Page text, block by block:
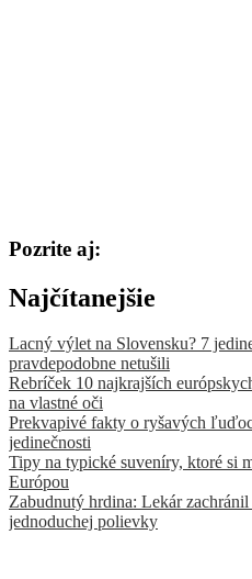
Pozrite aj:
Najčítanejšie
Lacný výlet na Slovensku? 7
pravdepodobne netušili
Rebríček 10 najkrajších
na vlastné oči
Prekvapivé fakty o ryšavých
jedinečnosti
Tipy na typické suveníry, ktoré si
Európou
Zabudnutý hrdina: Lekár
jednoduchej polievky